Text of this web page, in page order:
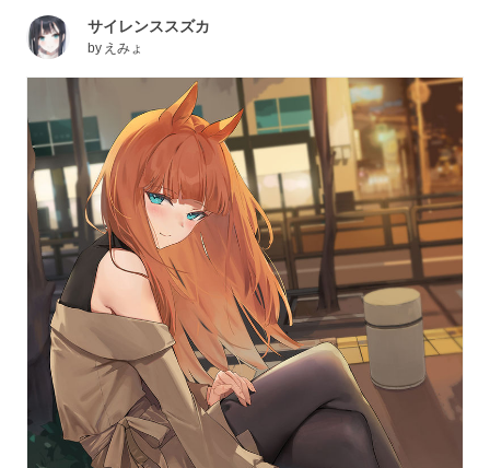
サイレンススズカ
by えみょ